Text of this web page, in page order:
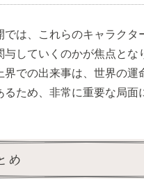
では、これらのキャラクタ
与していくのかが焦点とな
界での出来事は、世界の運
るため、非常に重要な局面
め